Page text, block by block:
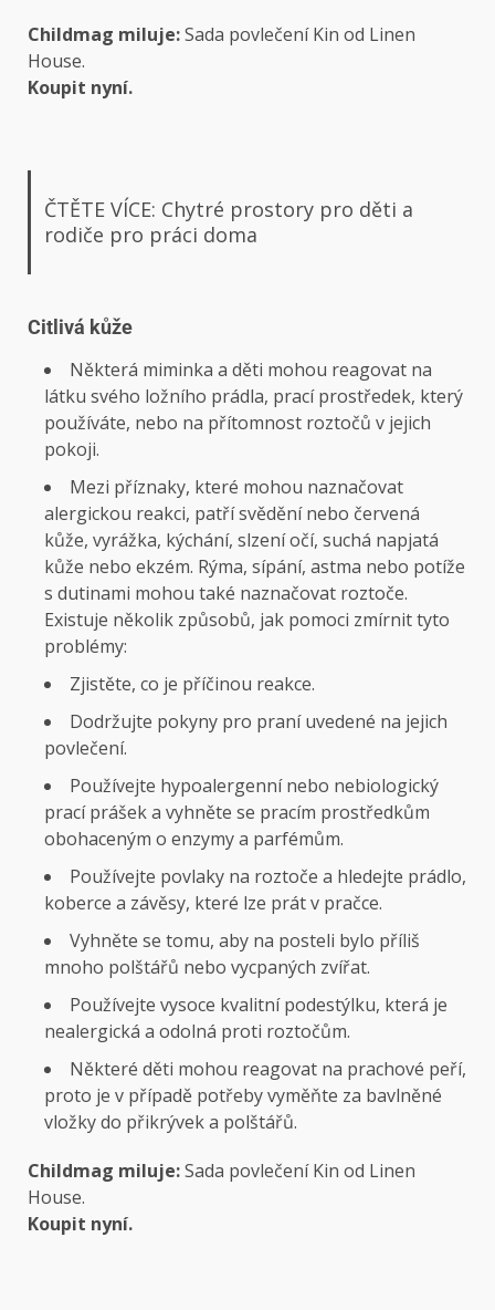
Childmag miluje:Sada povlečení Kin od Linen
House.
Koupit nyní.
ČTĚTE VÍCE: Chytré prostory pro děti a
rodiče pro práci doma
Citlivá kůže
Některá miminka a děti mohou reagovat na
látku svého ložního prádla, prací prostředek, který
používáte, nebo na přítomnost roztočů v jejich
pokoji.
Mezi příznaky, které mohou naznačovat
alergickou reakci, patří svědění nebo červená
kůže, vyrážka, kýchání, slzení očí, suchá napjatá
kůže nebo ekzém. Rýma, sípání, astma nebo potíže
s dutinami mohou také naznačovat roztoče.
Existuje několik způsobů, jak pomoci zmírnit tyto
problémy:
Zjistěte, co je příčinou reakce.
Dodržujte pokyny pro praní uvedené na jejich
povlečení.
Používejte hypoalergenní nebo nebiologický
prací prášek a vyhněte se pracím prostředkům
obohaceným o enzymy a parfémům.
Používejte povlaky na roztoče a hledejte prádlo,
koberce a závěsy, které lze prát v pračce.
Vyhněte se tomu, aby na posteli bylo příliš
mnoho polštářů nebo vycpaných zvířat.
Používejte vysoce kvalitní podestýlku, která je
nealergická a odolná proti roztočům.
Některé děti mohou reagovat na prachové peří,
proto je v případě potřeby vyměňte za bavlněné
vložky do přikrývek a polštářů.
Childmag miluje:Sada povlečení Kin od Linen
House.
Koupit nyní.